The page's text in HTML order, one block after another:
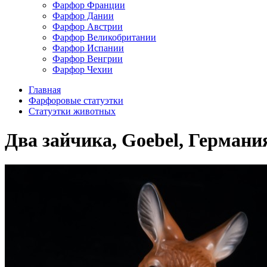
Фарфор Франции
Фарфор Дании
Фарфор Австрии
Фарфор Великобритании
Фарфор Испании
Фарфор Венгрии
Фарфор Чехии
Главная
Фарфоровые статуэтки
Статуэтки животных
Два зайчика, Goebel,